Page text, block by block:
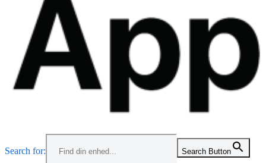
Search for: Search Button